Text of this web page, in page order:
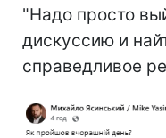
"Надо просто
дискуссию и
справедливое